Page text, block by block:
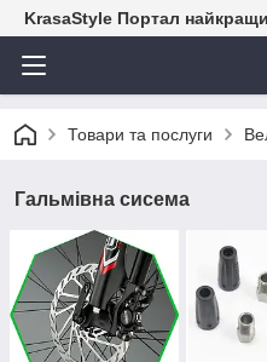
KrasaStyle Портал
Товари та послуги
Гальмівна сисема